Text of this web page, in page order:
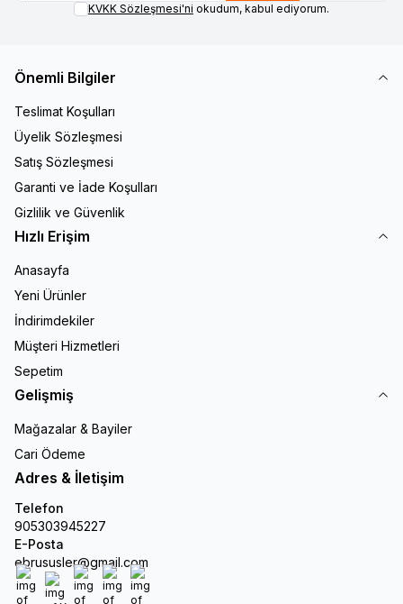
KVKK Sözleşmesi'ni okudum, kabul ediyorum.
Önemli Bilgiler
Teslimat Koşulları
Üyelik Sözleşmesi
Satış Sözleşmesi
Garanti ve İade Koşulları
Gizlilik ve Güvenlik
Hızlı Erişim
Anasayfa
Yeni Ürünler
İndirimdekiler
Müşteri Hizmetleri
Sepetim
Gelişmiş
Mağazalar & Bayiler
Cari Ödeme
Adres & İletişim
Telefon
905303945227
E-Posta
ebrususler@gmail.com
Facebook
X İnstagram
Youtube